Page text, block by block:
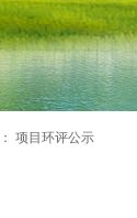
项目环评公示